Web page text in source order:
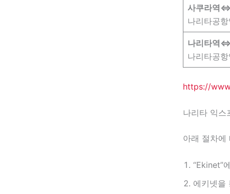
사쿠라역
나리타공항
나리타역
나리타공항
https://
나리타 익스
아래 절차에
“Ekinet”
에키넷을